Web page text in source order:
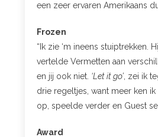
een zeer ervaren Amerikaans
Frozen
“Ik zie ‘m ineens stuiptrekken.
vertelde Vermetten aan
en jij ook niet. ‘Let it go’ , zei ik
drie regeltjes, want meer ken
op, speelde verder en Guest
Award